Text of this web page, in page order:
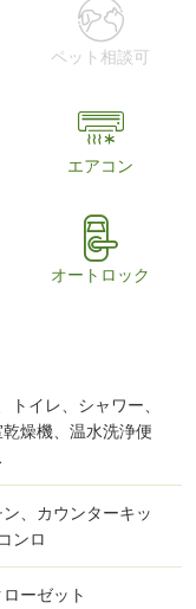
ペット相談可
エアコン
オートロック
トイレ、シャワー、
燥機、温水洗浄便
、カウンターキッ
ンロ
ーゼット